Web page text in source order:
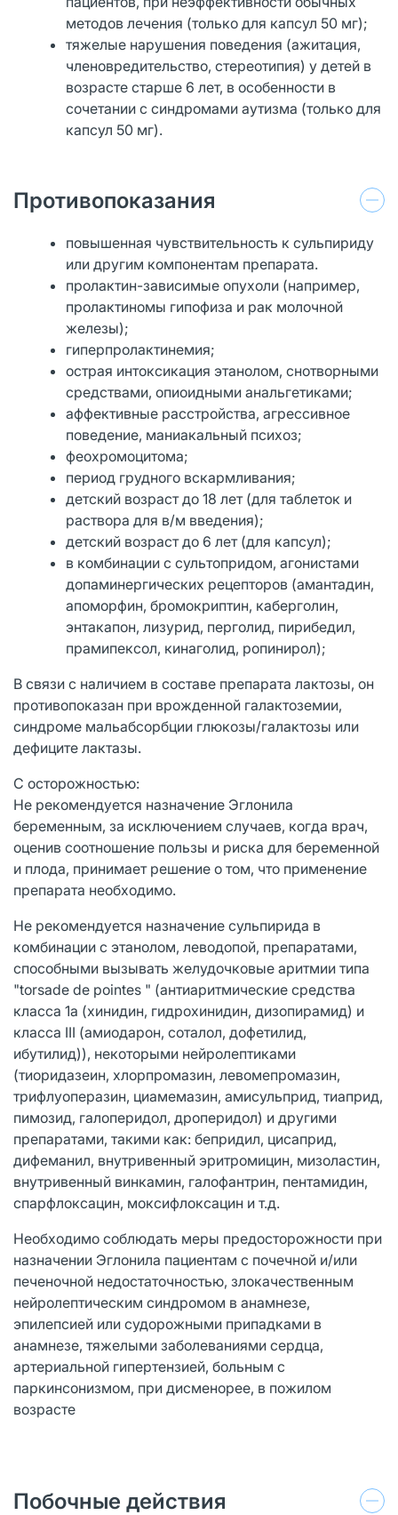
методов лечения (только для капсул 50 мг);
тяжелые нарушения поведения (ажитация,
членовредительство, стереотипия) у детей в
возрасте старше 6 лет, в особенности в
сочетании с синдромами аутизма (только для
капсул 50 мг).
Противопоказания
повышенная чувствительность к сульпириду
или другим компонентам препарата.
пролактин-зависимые опухоли (например,
пролактиномы гипофиза и рак молочной
железы);
гиперпролактинемия;
острая интоксикация этанолом, снотворными
средствами, опиоидными анальгетиками;
аффективные расстройства, агрессивное
поведение, маниакальный психоз;
феохромоцитома;
период грудного вскармливания;
детский возраст до 18 лет (для таблеток и
раствора для в/м введения);
детский возраст до 6 лет (для капсул);
в комбинации с сультопридом, агонистами
допаминергических рецепторов (амантадин,
апоморфин, бромокриптин, каберголин,
энтакапон, лизурид, перголид, пирибедил,
прамипексол, кинаголид, ропинирол);
В связи с наличием в составе препарата лактозы, он
противопоказан при врожденной галактоземии,
синдроме мальабсорбции глюкозы/галактозы или
дефиците лактазы.
С осторожностью:
Не рекомендуется назначение Эглонила
беременным, за исключением случаев, когда врач,
оценив соотношение пользы и риска для беременной
и плода, принимает решение о том, что применение
препарата необходимо.
Не рекомендуется назначение сульпирида в
комбинации с этанолом, леводопой, препаратами,
способными вызывать желудочковые аритмии типа
"torsade de pointes " (антиаритмические средства
класса 1а (хинидин, гидрохинидин, дизопирамид) и
класса III (амиодарон, соталол, дофетилид,
ибутилид)), некоторыми нейролептиками
(тиоридазеин, хлорпромазин, левомепромазин,
трифлуоперазин, циамемазин, амисульприд, тиаприд,
пимозид, галоперидол, дроперидол) и другими
препаратами, такими как: бепридил, цисаприд,
дифеманил, внутривенный эритромицин, мизоластин,
внутривенный винкамин, галофантрин, пентамидин,
спарфлоксацин, моксифлоксацин и т.д.
Необходимо соблюдать меры предосторожности при
назначении Эглонила пациентам с почечной и/или
печеночной недостаточностью, злокачественным
нейролептическим синдромом в анамнезе,
эпилепсией или судорожными припадками в
анамнезе, тяжелыми заболеваниями сердца,
артериальной гипертензией, больным с
паркинсонизмом, при дисменорее, в пожилом
возрасте
Побочные действия